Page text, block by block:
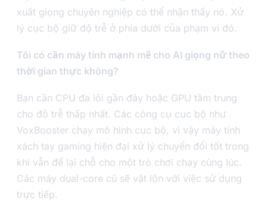
xuất giọng chuyên nghiệp có thể nhận thấy nó. Xử
lý cục bộ giữ độ trễ ở phía dưới của phạm vi đó.
Tôi có cần máy tính mạnh mẽ cho AI giọng nữ theo
thời gian thực không?
Bạn cần CPU đa lõi gần đây hoặc GPU tầm trung
cho độ trễ thấp nhất. Các công cụ cục bộ như
VoxBooster chạy mô hình cục bộ, vì vậy máy tính
xách tay gaming hiện đại xử lý chuyển đổi tốt trong
khi vẫn để lại chỗ cho một trò chơi chạy cùng lúc.
Các máy dual-core cũ sẽ vật lộn với việc sử dụng
trực tiếp.